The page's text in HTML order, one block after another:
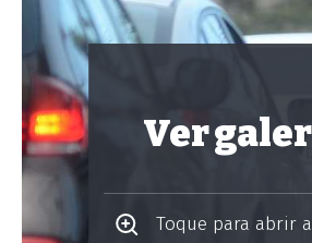
Ver
Toque para abrir